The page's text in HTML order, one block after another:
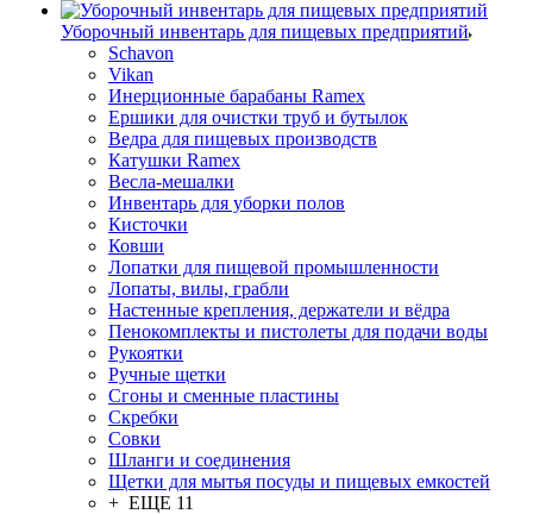
Уборочный инвентарь для пищевых предприятий
Schavon
Vikan
Инерционные барабаны Ramex
Ершики для очистки труб и бутылок
Ведра для пищевых производств
Катушки Ramex
Весла-мешалки
Инвентарь для уборки полов
Кисточки
Ковши
Лопатки для пищевой промышленности
Лопаты, вилы, грабли
Настенные крепления, держатели и вёдра
Пенокомплекты и пистолеты для подачи воды
Рукоятки
Ручные щетки
Сгоны и сменные пластины
Скребки
Совки
Шланги и соединения
Щетки для мытья посуды и пищевых емкостей
+ ЕЩЕ 11